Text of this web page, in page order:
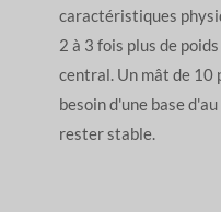
caractéristiques
2 à 3 fois plus de
central. Un mât de 10
besoin d'une base
rester stable.